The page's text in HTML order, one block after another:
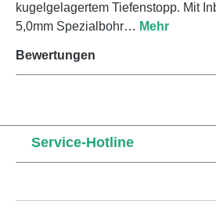
kugelgelagertem Tiefenstopp. Mit
5,0mm Spezialbohr… Mehr
Bewertungen
Service-Hotline